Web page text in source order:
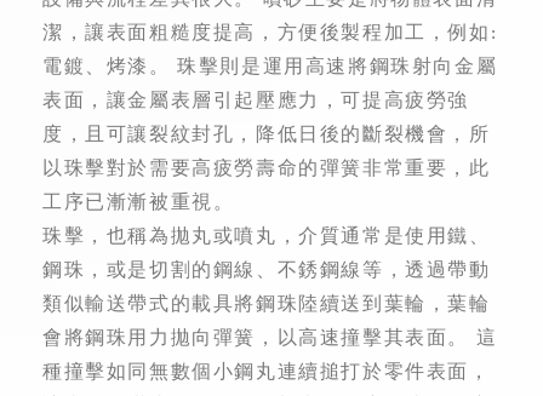
潔，讓表面粗糙度提高，方便後製程加工，例如:
電鍍、烤漆。 珠擊則是運用高速將鋼珠射向金屬
表面，讓金屬表層引起壓應力，可提高疲勞強
度，且可讓裂紋封孔，降低日後的斷裂機會，所
以珠擊對於需要高疲勞壽命的彈簧非常重要，此
工序已漸漸被重視。
珠擊，也稱為拋丸或噴丸，介質通常是使用鐵、
鋼珠，或是切割的鋼線、不銹鋼線等，透過帶動
類似輸送帶式的載具將鋼珠陸續送到葉輪，葉輪
會將鋼珠用力拋向彈簧，以高速撞擊其表面。 這
種撞擊如同無數個小鋼丸連續搥打於零件表面，